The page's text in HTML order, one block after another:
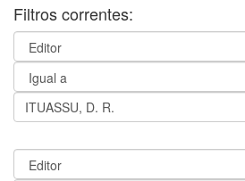
Filtros correntes: